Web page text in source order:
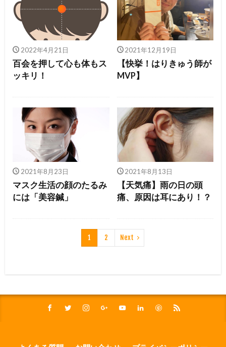
2022年4月21日
百会を押して心も体もス
ッキリ！
2021年12月19日
【快挙！はりきゅう師が
MVP】
2021年8月23日
マスク生活の顔のたるみ
には「美容鍼」
2021年8月13日
【天気痛】雨の日の頭
痛、原因は耳にあり！？
1 2 Next